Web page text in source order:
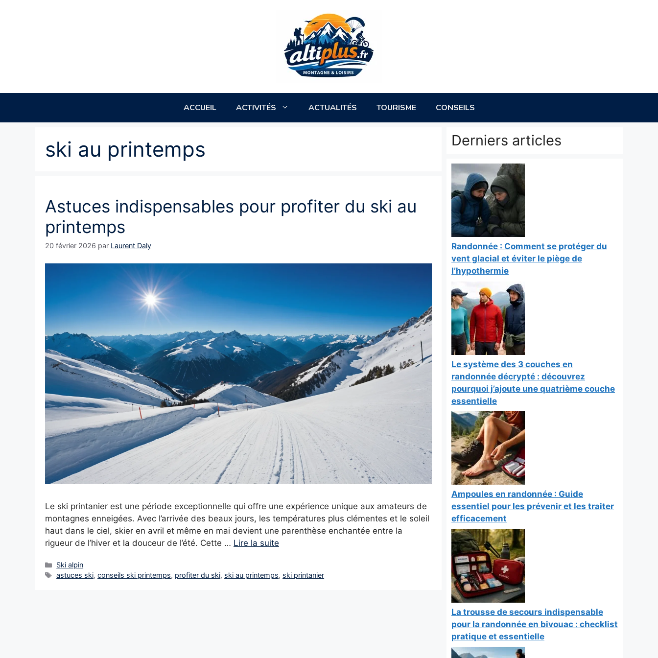
ACCUEIL ACTIVITÉS ACTUALITÉS TOURISME CONSEILS
ski au printemps
Astuces indispensables pour profiter du ski au
printemps
20 février 2026 par Laurent Daly
Le ski printanier est une période exceptionnelle qui offre une expérience unique aux amateurs de
montagnes enneigées. Avec l’arrivée des beaux jours, les températures plus clémentes et le soleil
haut dans le ciel, skier en avril et même en mai devient une parenthèse enchantée entre la
rigueur de l’hiver et la douceur de l’été. Cette … Lire la suite
Catégories
Ski alpin
Étiquettes
astuces ski,conseils ski printemps, profiter du ski, ski au printemps, ski printanier
Derniers articles
Randonnée : Comment se protéger du
vent glacial et éviter le piège de
l’hypothermie
Le système des 3 couches en
randonnée décrypté : découvrez
pourquoi j’ajoute une quatrième couche
essentielle
Ampoules en randonnée : Guide
essentiel pour les prévenir et les traiter
efficacement
La trousse de secours indispensable
pour la randonnée en bivouac : checklist
pratique et essentielle